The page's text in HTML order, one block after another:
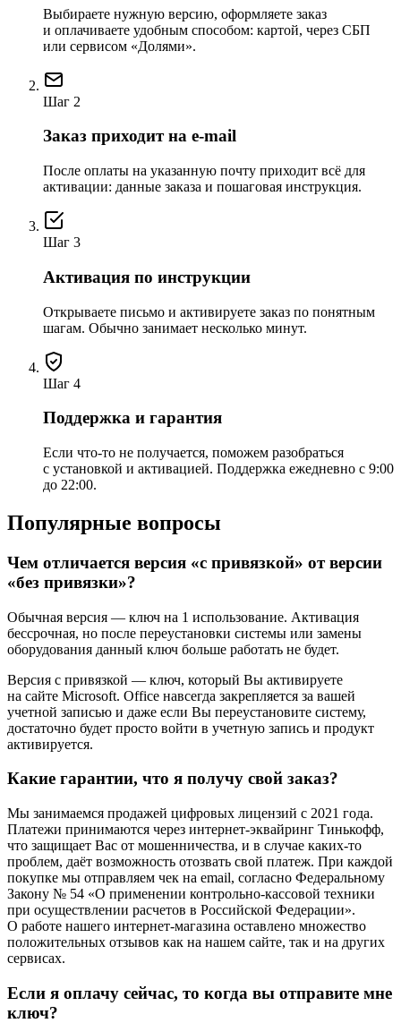
Выбираете нужную версию, оформляете заказ
и оплачиваете удобным способом: картой, через СБП
или сервисом «Долями».
Шаг 2
Заказ приходит на e-mail
После оплаты на указанную почту приходит всё для
активации: данные заказа и пошаговая инструкция.
Шаг 3
Активация по инструкции
Открываете письмо и активируете заказ по понятным
шагам. Обычно занимает несколько минут.
Шаг 4
Поддержка и гарантия
Если что-то не получается, поможем разобраться
с установкой и активацией. Поддержка ежедневно с 9:00
до 22:00.
Популярные вопросы
Чем отличается версия «с привязкой» от версии
«без привязки»?
Обычная версия — ключ на 1 использование. Активация
бессрочная, но после переустановки системы или замены
оборудования данный ключ больше работать не будет.
Версия с привязкой — ключ, который Вы активируете
на сайте Microsoft. Office навсегда закрепляется за вашей
учетной записью и даже если Вы переустановите систему,
достаточно будет просто войти в учетную запись и продукт
активируется.
Какие гарантии, что я получу свой заказ?
Мы занимаемся продажей цифровых лицензий с 2021 года.
Платежи принимаются через интернет-эквайринг Тинькофф,
что защищает Вас от мошенничества, и в случае каких-то
проблем, даёт возможность отозвать свой платеж. При каждой
покупке мы отправляем чек на email, согласно Федеральному
Закону № 54 «О применении контрольно-кассовой техники
при осуществлении расчетов в Российской Федерации».
О работе нашего интернет-магазина оставлено множество
положительных отзывов как на нашем сайте, так и на других
сервисах.
Если я оплачу сейчас, то когда вы отправите мне
ключ?